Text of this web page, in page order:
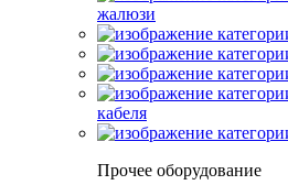
жалюзи
кабеля
Прочее оборудование